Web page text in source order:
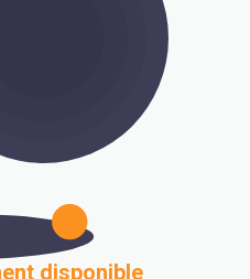
disponible